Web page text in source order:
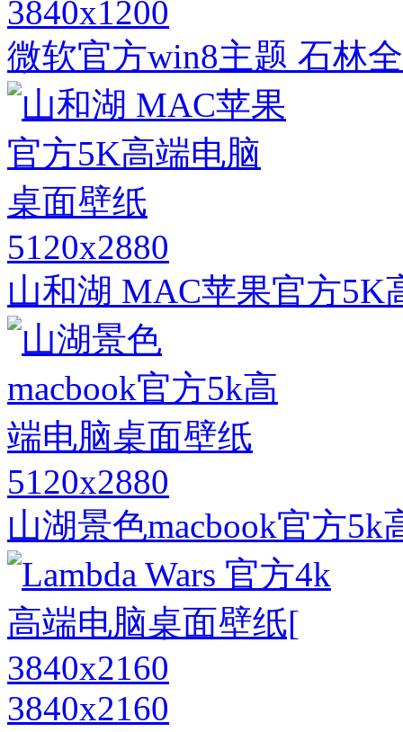
3840x1200
微软官方win8主题 石林
5120x2880
山和湖 MAC苹果官方5K
5120x2880
山湖景色macbook官方
3840x2160